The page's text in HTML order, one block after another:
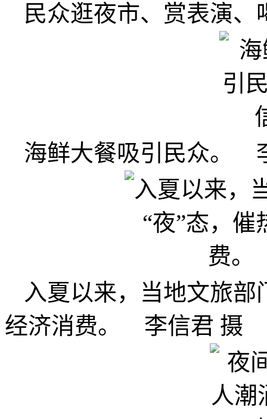
民众逛夜市、赏表演
海鲜大餐吸引民众。
入夏以来，当地文旅部
经济消费。 李信君 摄